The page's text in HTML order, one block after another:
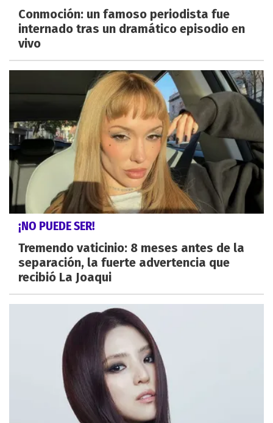
Conmoción: un famoso periodista fue
internado tras un dramático episodio en
vivo
¡NO PUEDE SER!
Tremendo vaticinio: 8 meses antes de la
separación, la fuerte advertencia que
recibió La Joaqui